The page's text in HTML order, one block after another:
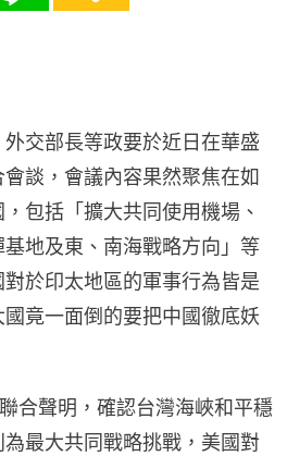
交部長等政要於近日在華盛
談，會議內容果然聚焦在如
包括「擴大共同使用機場、
地及東、南海戰略方向」等
於印太地區的軍事行為皆是
竟一面倒的要把中國徹底妖
合聲明，確認台灣海峽和平穩
最大共同戰略挑戰，美國對